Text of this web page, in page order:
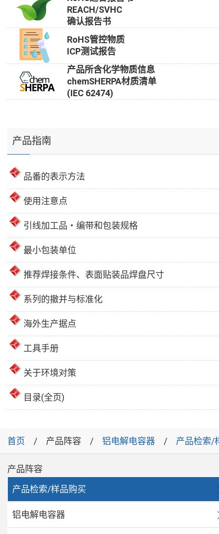
REACH/SVHC
确认报告书
RoHS管控物质
ICP测试报告
产品所含化学物质信息
chemSHERPA材质清单
(IEC 62474)
产品指南
品番的表示方法
使用注意点
引线加工品・编带和包装规格
最小包装单位
推荐焊接条件、表面贴装品焊盘尺寸
系列的撤并与标准化
海外生产据点
工具手册
关于环境对策
目录(全页)
首页 产品阵容 铝电解电容器 产品检索/
产品阵容
产品检索/样品购买
铝电解电容器